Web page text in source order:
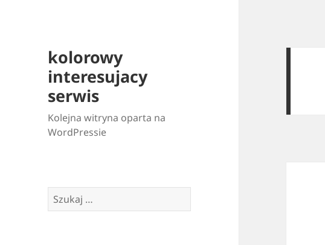
kolorowy
interesujacy
serwis
Kolejna witryna oparta na
WordPressie
Szukaj: